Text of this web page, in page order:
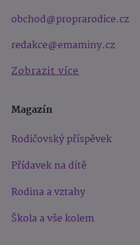
obchod@proprarodice.cz
redakce@emaminy.cz
Zobrazit více
Magazín
Rodičovský příspěvek
Přídavek na dítě
Rodina a vztahy
Škola a vše kolem